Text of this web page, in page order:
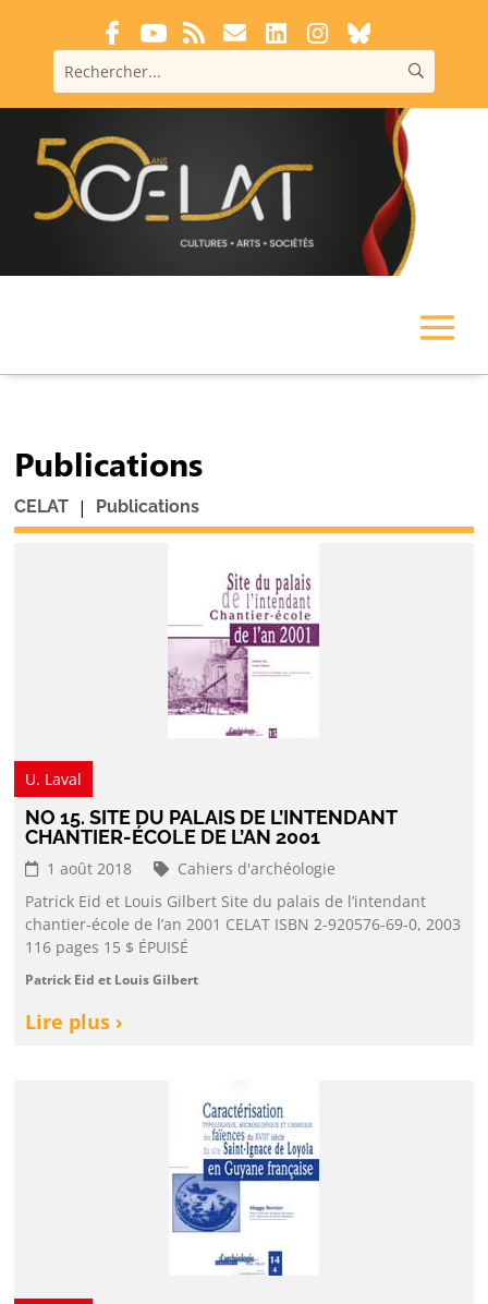
Publications
CELAT | Publications
U. Laval
NO 15. SITE DU PALAIS DE L’INTENDANT
CHANTIER-ÉCOLE DE L’AN 2001
1 août 2018
Cahiers d'archéologie
Patrick Eid et Louis Gilbert Site du palais de l’intendant
chantier-école de l’an 2001 CELAT ISBN 2-920576-69-0, 2003
116 pages 15 $ ÉPUISÉ
Patrick Eid et Louis Gilbert
Lire plus ›